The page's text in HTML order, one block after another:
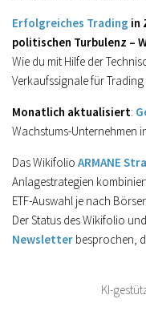
Erfolgreiches Trading in
politischen Turbulenz –
Wie du mit Hilfe der
Verkaufssignale für
Monatlich aktualisiert:
Wachstums-Unternehmen
Das Wikifolio ARMANE
Anlagestrategien
ETF-Auswahl je nach
Der Status des Wikifolio
Newsletter besprochen,
KI-